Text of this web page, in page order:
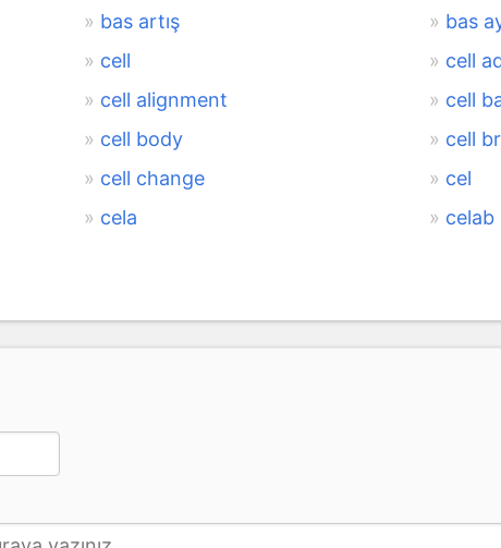
bas artış
bas
cell
cell
cell alignment
cell
cell body
cell
cell change
cel
cela
celab